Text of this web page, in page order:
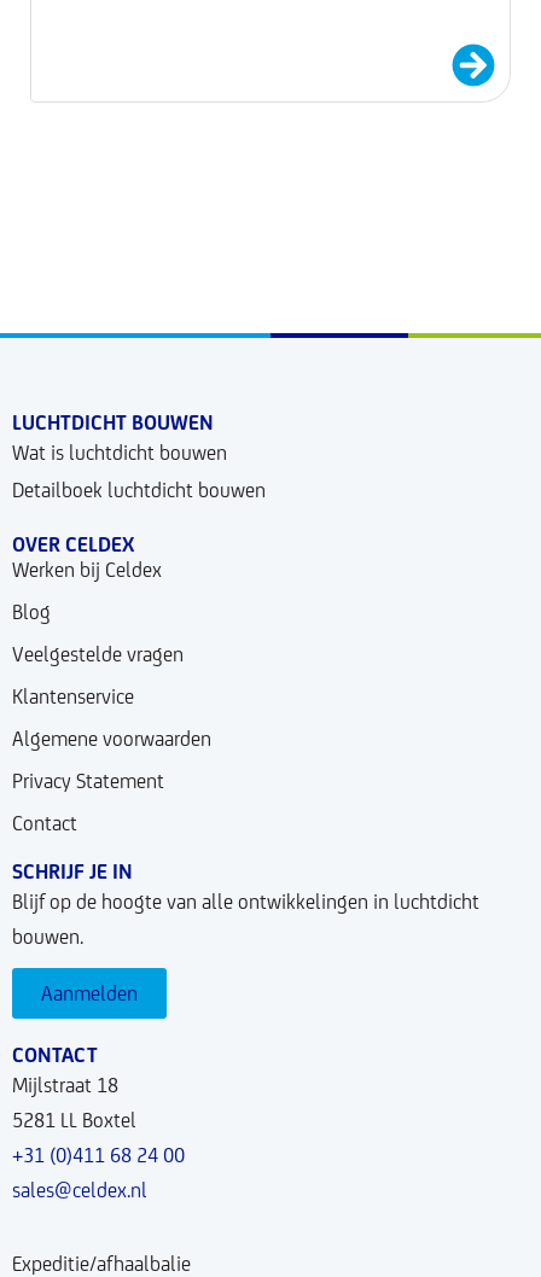
LUCHTDICHT BOUWEN
Wat is luchtdicht bouwen
Detailboek luchtdicht bouwen
OVER CELDEX
Werken bij Celdex
Blog
Veelgestelde vragen
Klantenservice
Algemene voorwaarden
Privacy Statement
Contact
SCHRIJF JE IN
Blijf op de hoogte van alle ontwikkelingen in luchtdicht
bouwen.
Aanmelden
CONTACT
Mijlstraat 18
5281 LL Boxtel
+31 (0)411 68 24 00
sales@celdex.nl
Expeditie/afhaalbalie